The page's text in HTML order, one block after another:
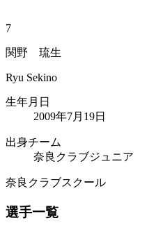
7
関野 琉生
Ryu Sekino
生年月日
2009年7月19日
出身チーム
奈良クラブジュニア
奈良クラブスクール
選手一覧